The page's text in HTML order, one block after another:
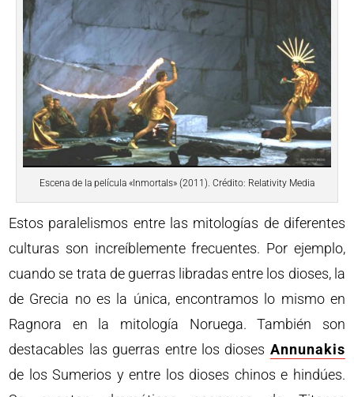
Escena de la película «Inmortals» (2011). Crédito: Relativity Media
Estos paralelismos entre las mitologías de diferentes
culturas son increíblemente frecuentes. Por ejemplo,
cuando se trata de guerras libradas entre los dioses, la
de Grecia no es la única, encontramos lo mismo en
Ragnora en la mitología Noruega. También son
destacables las guerras entre los dioses Annunakis
de los Sumerios y entre los dioses chinos e hindúes.